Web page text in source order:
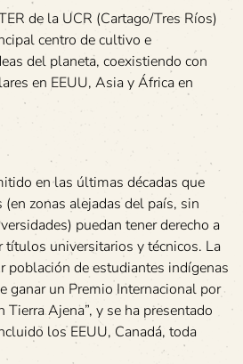
de la UCR (Cartago/Tres Ríos)
centro de cultivo e
del planeta, coexistiendo con
en EEUU, Asia y África en
en las últimas décadas que
zonas alejadas del país, sin
puedan tener derecho a
títulos universitarios y técnicos. La
población de estudiantes indígenas
ganar un Premio Internacional por
Tierra Ajena”, y se ha presentado
los EEUU, Canadá, toda